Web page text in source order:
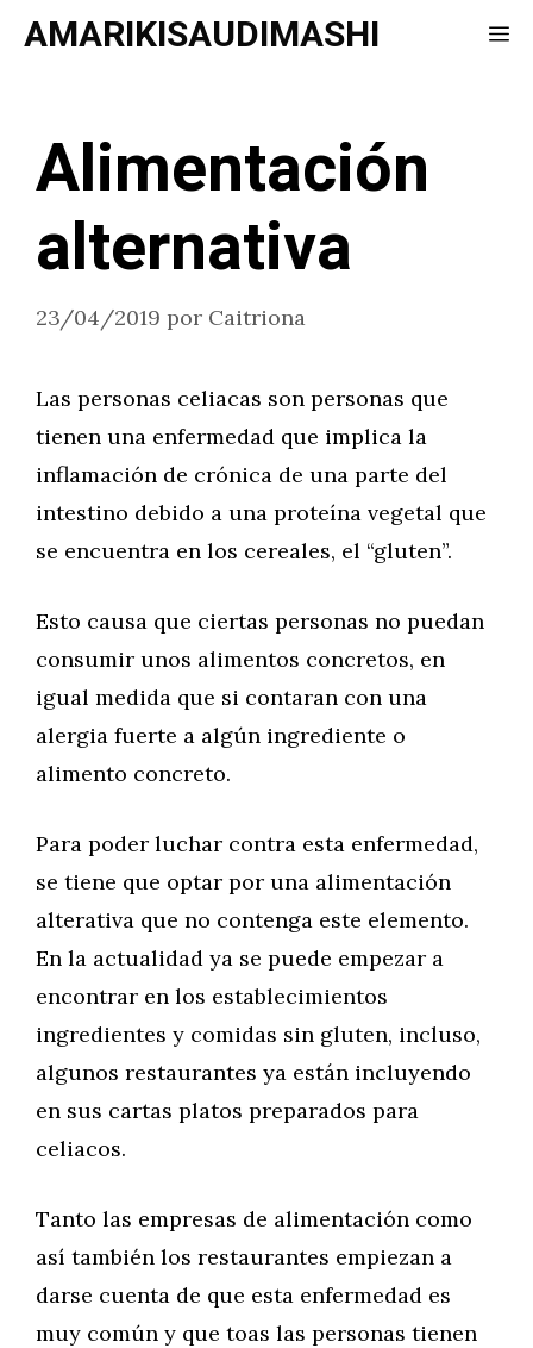
Saltar
AMARIKISAUDIMASHI
Alimentación
alternativa
23/04/2019 por Caitriona
Las personas celiacas son personas que
tienen una enfermedad que implica la
inflamación de crónica de una parte del
intestino debido a una proteína vegetal que
se encuentra en los cereales, el “gluten”.
Esto causa que ciertas personas no puedan
consumir unos alimentos concretos, en
igual medida que si contaran con una
alergia fuerte a algún ingrediente o
alimento concreto.
Para poder luchar contra esta enfermedad,
se tiene que optar por una alimentación
alterativa que no contenga este elemento.
En la actualidad ya se puede empezar a
encontrar en los establecimientos
ingredientes y comidas sin gluten, incluso,
algunos restaurantes ya están incluyendo
en sus cartas platos preparados para
celiacos.
Tanto las empresas de alimentación como
así también los restaurantes empiezan a
darse cuenta de que esta enfermedad es
muy común y que toas las personas tienen